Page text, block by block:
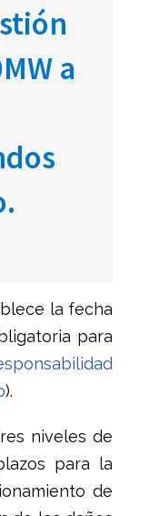
a
la fecha
para
).
niveles de
para la
de